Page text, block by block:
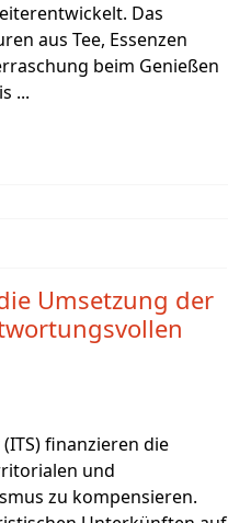
Das
aus Tee, Essenzen
beim Genießen
...
Umsetzung der
finanzieren die
und
zu kompensieren.